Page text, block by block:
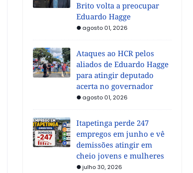
Brito volta a preocupar
Eduardo Hagge
agosto 01, 2026
Ataques ao HCR pelos
aliados de Eduardo Hagge
para atingir deputado
acerta no governador
agosto 01, 2026
Itapetinga perde 247
empregos em junho e vê
demissões atingir em
cheio jovens e mulheres
julho 30, 2026